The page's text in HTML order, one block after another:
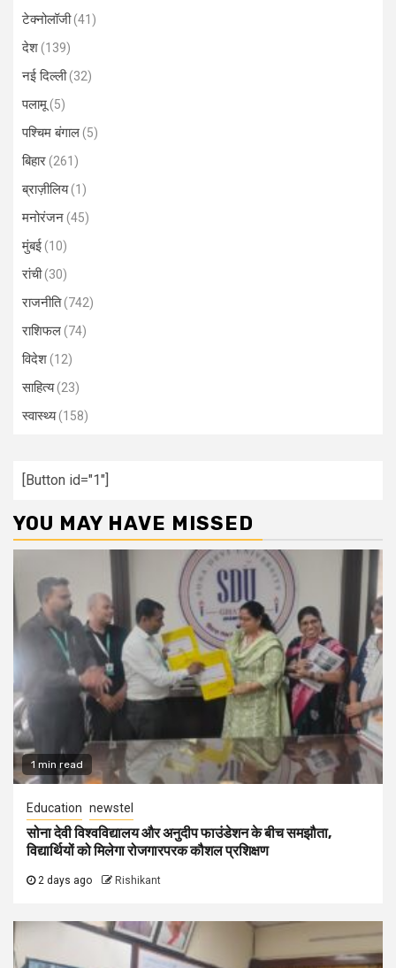
टेक्नोलॉजी(41)
देश(139)
नई दिल्ली(32)
पलामू(5)
पश्चिम बंगाल(5)
बिहार(261)
ब्राज़ीलिय(1)
मनोरंजन(45)
मुंबई(10)
रांची(30)
राजनीति(742)
राशिफल(74)
विदेश(12)
साहित्य(23)
स्वास्थ्य(158)
[Button id="1"]
YOU MAY HAVE MISSED
1 min read
Education newstel
सोना देवी विश्वविद्यालय और अनुदीप फाउंडेशन के बीच समझौता,
विद्यार्थियों को मिलेगा रोजगारपरक कौशल प्रशिक्षण
2 days ago Rishikant